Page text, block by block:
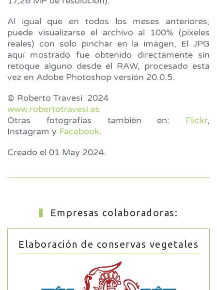
Al igual que en todos los meses anteriores,
puede visualizarse el archivo al 100% (píxeles
reales) con solo pinchar en la imagen, El JPG
aquí mostrado fue obtenido directamente sin
retoque alguno desde el RAW, procesado esta
vez en Adobe Photoshop versión 20.0.5.
© Roberto Travesí 2024
www.robertotravesi.es
Otras fotografías también en: Flickr,
Instagram y Facebook.
Creado el 01 May 2024.
Empresas colaboradoras:
Elaboración de conservas vegetales